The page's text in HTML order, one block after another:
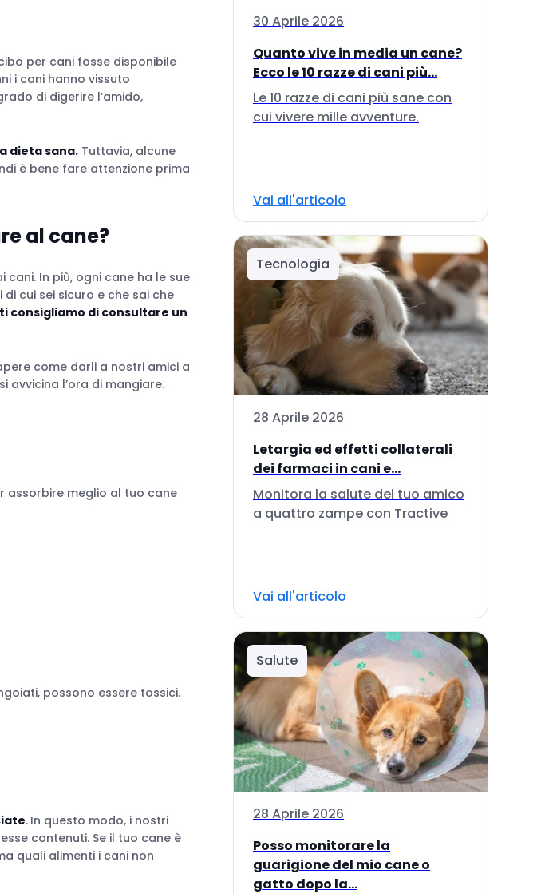
per cani fosse disponibile
i cani hanno vissuto
di digerire l’amido,
dieta sana. Tuttavia, alcune
è bene fare attenzione prima
al cane?
In più, ogni cane ha le sue
cui sei sicuro e che sai che
consigliamo di consultare un
come darli a nostri amici a
l’ora di mangiare.
assorbire meglio al tuo cane
possono essere tossici.
. In questo modo, i nostri
contenuti. Se il tuo cane è
quali alimenti i cani non
30 Aprile 2026
Quanto vive in media un cane?
Ecco le 10 razze di cani più...
Le 10 razze di cani più sane con
cui vivere mille avventure.
Vai all'articolo
Tecnologia
28 Aprile 2026
Letargia ed effetti collaterali
dei farmaci in cani e...
Monitora la salute del tuo amico
a quattro zampe con Tractive
Vai all'articolo
Salute
28 Aprile 2026
Posso monitorare la
guarigione del mio cane o
gatto dopo la...